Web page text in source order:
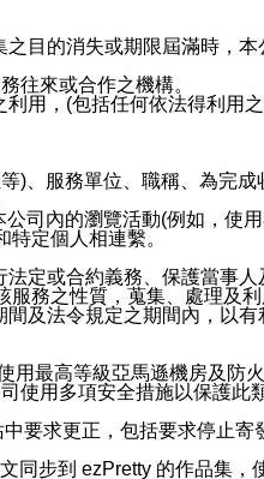
目的消失或期限屆滿時，本
往來或合作之機構。
用，(包括任何依法得利用
、服務單位、職稱、為完
司內的瀏覽活動(例如，使
定個人相連繫。
定或合約義務、保護當事
務之性質，蒐集、處理及利
及法令規定之期間內，以
最高等級亞馬遜機房及防
用多項安全措施以保護此
要求更正，包括要求停止寄
步到 ezPretty 的作品集